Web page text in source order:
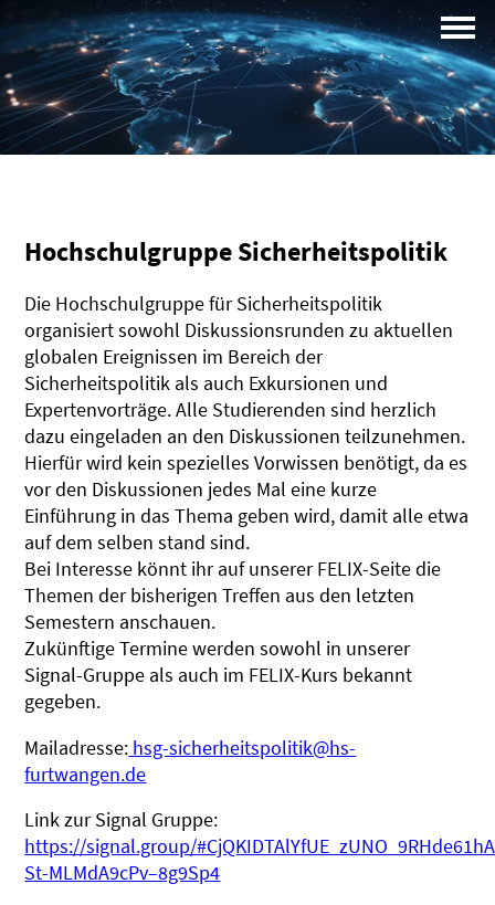
Campus
Profil
Hochschulgruppe Sicherheitspolitik
Die Hochschulgruppe für Sicherheitspolitik
organisiert sowohl Diskussionsrunden zu aktuellen
globalen Ereignissen im Bereich der
Sicherheitspolitik als auch Exkursionen und
Expertenvorträge. Alle Studierenden sind herzlich
dazu eingeladen an den Diskussionen teilzunehmen.
Hierfür wird kein spezielles Vorwissen benötigt, da es
vor den Diskussionen jedes Mal eine kurze
Einführung in das Thema geben wird, damit alle etwa
auf dem selben stand sind.
Bei Interesse könnt ihr auf unserer FELIX-Seite die
Themen der bisherigen Treffen aus den letzten
Semestern anschauen.
Zukünftige Termine werden sowohl in unserer
Signal-Gruppe als auch im FELIX-Kurs bekannt
gegeben.
Mailadresse: hsg-sicherheitspolitik@hs-
furtwangen.de
Link zur Signal Gruppe:
https://signal.group/
St-MLMdA9cPv–8g9Sp4